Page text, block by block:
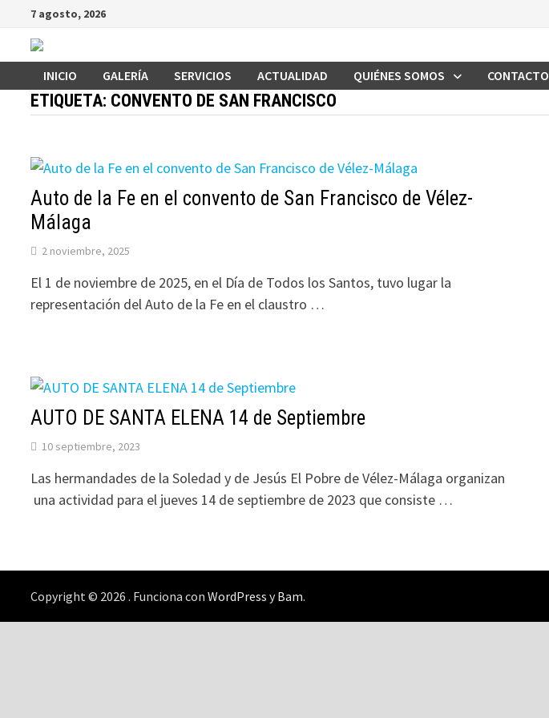
Saltar
contenido
7 agosto, 2026
INICIO GALERÍA SERVICIOS ACTUALIDAD QUIÉNES SOMOS CONTACTO
ETIQUETA: CONVENTO DE SAN FRANCISCO
Auto de la Fe en el convento de San Francisco de Vélez-
Málaga
2 noviembre, 2025
El 1 de noviembre de 2025, en el Día de Todos los Santos, tuvo lugar la
representación del Auto de la Fe en el claustro …
AUTO DE SANTA ELENA 14 de Septiembre
10 septiembre, 2023
Las hermandades de la Soledad y de Jesús El Pobre de Vélez-Málaga organizan
una actividad para el jueves 14 de septiembre de 2023 que consiste …
Copyright © 2026. Funciona conWordPress yBam.